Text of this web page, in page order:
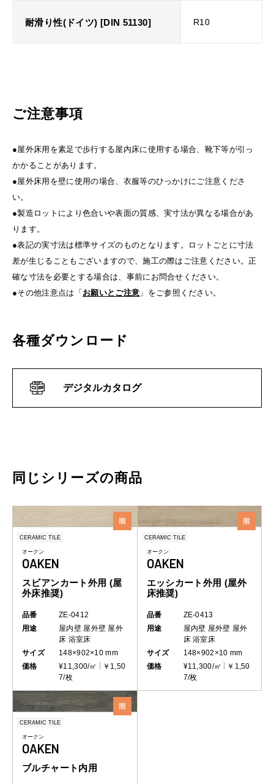
耐滑り性(ドイツ) [DIN 51130] R10
ご注意事項
●屋外床用を素足で歩行する屋内床に使用する場合、靴下等が引っ
かかることがあります。
●屋外床用を壁に使用の場合、衣服等のひっかけにご注意くださ
い。
●製造ロットにより色合いや表面の質感、実寸法が異なる場合があ
ります。
●表記の実寸法は標準サイズのものとなります。ロットごとに寸法
差が生じることもございますので、施工の際はご注意ください。正
確な寸法を必要とする場合は、事前にお問合せください。
●その他注意点は「 お願いとご注意 」をご参照ください。
各種ダウンロード
デジタルカタログ
同じシリーズの商品
CERAMIC TILE
オークン
OAKEN
スビアンカート外用 (屋
外床推奨)
品番
ZE-0412
用途
屋内壁 屋外壁 屋外
床 浴室床
サイズ
148×902×10 mm
価格
¥11,300/㎡
￥1,50
7/枚
CERAMIC TILE
オークン
OAKEN
エッシカート外用 (屋外
床推奨)
品番
ZE-0413
用途
屋内壁 屋外壁 屋外
床 浴室床
サイズ
148×902×10 mm
価格
¥11,300/㎡
￥1,50
7/枚
CERAMIC TILE
オークン
OAKEN
ブルチャート内用